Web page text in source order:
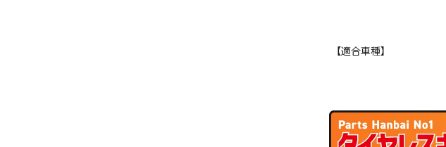
【適合車種】